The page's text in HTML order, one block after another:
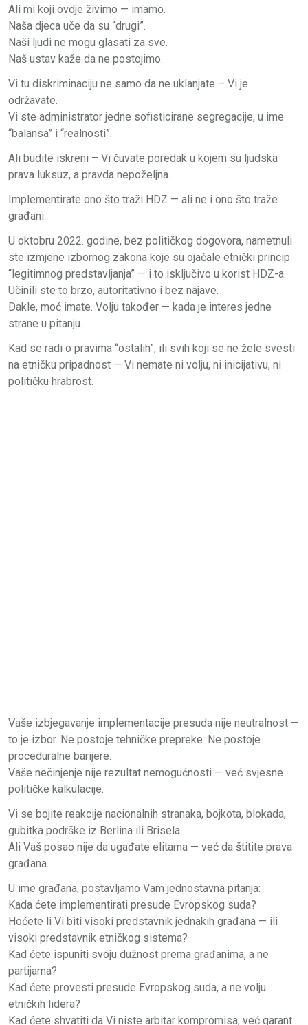
Ali mi koji ovdje živimo — imamo.
Naša djeca uče da su “drugi”.
Naši ljudi ne mogu glasati za sve.
Naš ustav kaže da ne postojimo.
Vi tu diskriminaciju ne samo da ne uklanjate – Vi je
održavate.
Vi ste administrator jedne sofisticirane segregacije, u ime
“balansa” i “realnosti”.
Ali budite iskreni – Vi čuvate poredak u kojem su ljudska
prava luksuz, a pravda nepoželjna.
Implementirate ono što traži HDZ — ali ne i ono što traže
građani.
U oktobru 2022. godine, bez političkog dogovora, nametnuli
ste izmjene izbornog zakona koje su ojačale etnički princip
“legitimnog predstavljanja” — i to isključivo u korist HDZ-a.
Učinili ste to brzo, autoritativno i bez najave.
Dakle, moć imate. Volju također — kada je interes jedne
strane u pitanju.
Kad se radi o pravima “ostalih”, ili svih koji se ne žele svesti
na etničku pripadnost — Vi nemate ni volju, ni inicijativu, ni
političku hrabrost.
Vaše izbjegavanje implementacije presuda nije neutralnost —
to je izbor. Ne postoje tehničke prepreke. Ne postoje
proceduralne barijere.
Vaše nečinjenje nije rezultat nemogućnosti — već svjesne
političke kalkulacije.
Vi se bojite reakcije nacionalnih stranaka, bojkota, blokada,
gubitka podrške iz Berlina ili Brisela.
Ali Vaš posao nije da ugađate elitama — već da štitite prava
građana.
U ime građana, postavljamo Vam jednostavna pitanja:
Kada ćete implementirati presude Evropskog suda?
Hoćete li Vi biti visoki predstavnik jednakih građana — ili
visoki predstavnik etničkog sistema?
Kad ćete ispuniti svoju dužnost prema građanima, a ne
partijama?
Kad ćete provesti presude Evropskog suda, a ne volju
etničkih lidera?
Kad ćete shvatiti da Vi niste arbitar kompromisa, već garant